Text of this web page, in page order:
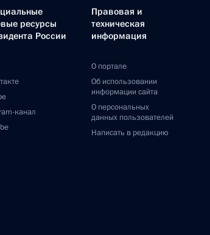
ресурсы
России
канал
Правовая и
техническая
информация
О портале
Об использовании
информации сайта
О персональных
данных пользователей
Написать в редакцию